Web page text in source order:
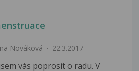
Nováková 22.3.2017
vás poprosit o radu. V